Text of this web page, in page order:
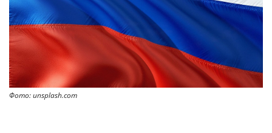
Фото: unsplash.com